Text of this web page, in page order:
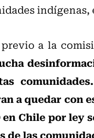
a la
a quedar con
en Chile por
de las